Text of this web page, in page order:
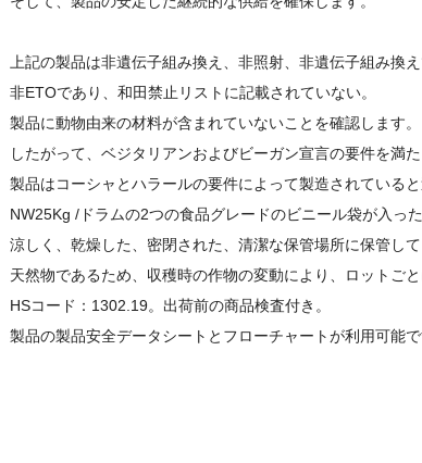
上記の製品は非遺伝子組み換え、非照射、非遺伝子組み換
非ETOであり、和田禁止リストに記載されていない。
製品に動物由来の材料が含まれていないことを確認します。
したがって、ベジタリアンおよびビーガン宣言の要件を満た
製品はコーシャとハラールの要件によって製造されている
NW25Kg /ドラムの2つの食品グレードのビニール袋が入っ
涼しく、乾燥した、密閉された、清潔な保管場所に保管し
天然物であるため、収穫時の作物の変動により、ロットご
HSコード：1302.19。出荷前の商品検査付き。
製品の製品安全データシートとフローチャートが利用可能で